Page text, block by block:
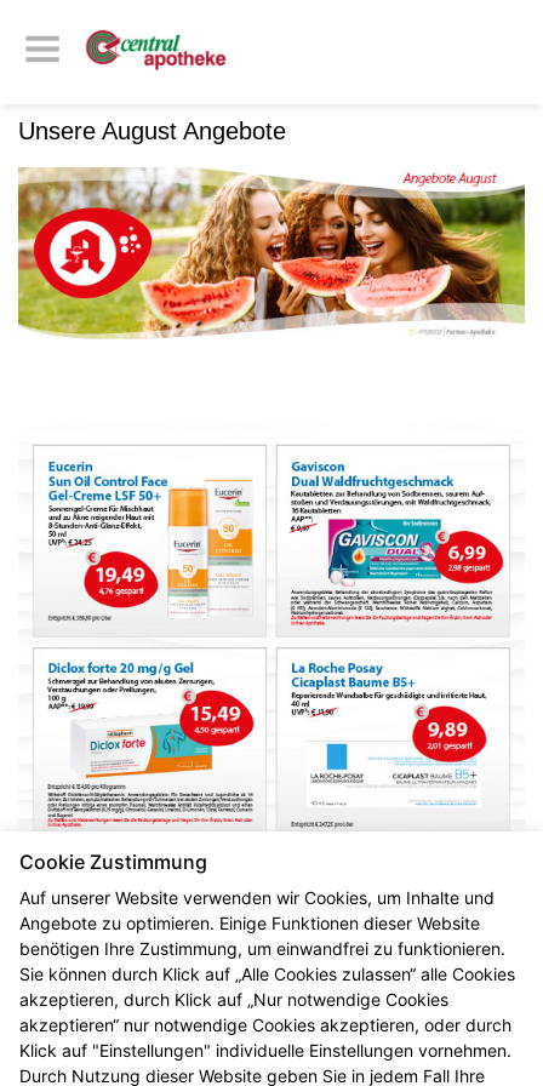
Unsere August Angebote
Cookie Zustimmung
Auf unserer Website verwenden wir Cookies, um Inhalte und
Angebote zu optimieren. Einige Funktionen dieser Website
benötigen Ihre Zustimmung, um einwandfrei zu funktionieren.
Sie können durch Klick auf „Alle Cookies zulassen“ alle Cookies
akzeptieren, durch Klick auf „Nur notwendige Cookies
akzeptieren“ nur notwendige Cookies akzeptieren, oder durch
Klick auf "Einstellungen" individuelle Einstellungen vornehmen.
Durch Nutzung dieser Website geben Sie in jedem Fall Ihre